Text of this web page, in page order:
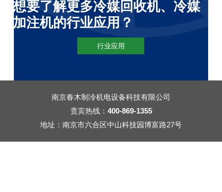
想要了解更多冷媒回收机、冷媒
加注机的行业应用？
行业应用
南京春木制冷机电设备科技有限公司
贵宾热线： 400-869-1355
地址：南京市六合区中山科技园博富路27号